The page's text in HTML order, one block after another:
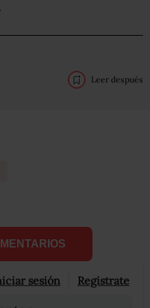
Leer después
sesión Registrate